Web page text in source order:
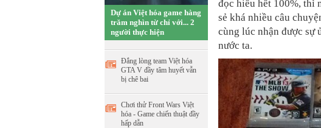
Dự án Việt hóa game hàng
trăm nghìn từ chỉ với... 2
người thực hiện
Đắng lòng team Việt hóa
GTA V đầy tâm huyết vẫn
bị chê bai
Chơi thử Front Wars Việt
hóa - Game chiến thuật đầy
hấp dẫn
đọc hiểu hết 100%, thì
sẻ khá nhiều câu
cùng lúc nhận được sự
nước ta.